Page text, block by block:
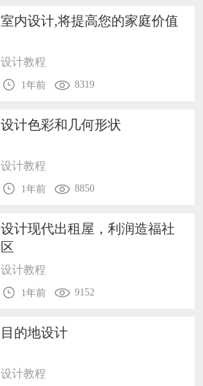
室内设计,将提高您的家庭价值
设计教程
1年前 8319
设计色彩和几何形状
设计教程
1年前 8850
设计现代出租屋，利润造福社
区
设计教程
1年前 9152
目的地设计
设计教程